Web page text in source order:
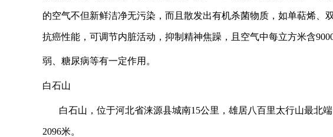
的空气不但新鲜洁净无污染，而且散发出有机杀菌物质，如单萜烯、
抗癌性能，可调节内脏活动，抑制精神焦躁，且空气中每立方米含
弱、糖尿病等有一定作用。
白石山
白石山，位于河北省涞源县城南15公里，雄居八百里太行山最北
2096米。